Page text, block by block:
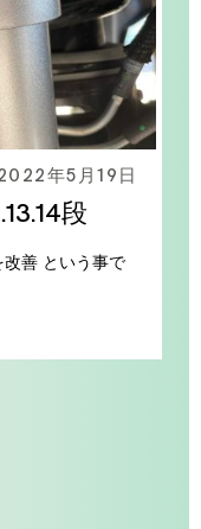
年5月19日
段
善 という事で